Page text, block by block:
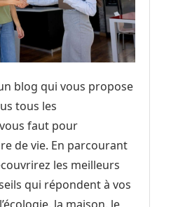
blog qui vous propose
tous les
faut pour
de vie. En parcourant
les meilleurs
qui répondent à vos